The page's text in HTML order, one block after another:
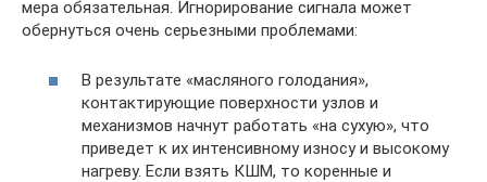
мера обязательная. Игнорирование сигнала может
обернуться очень серьезными проблемами:
В результате «масляного голодания»,
контактирующие поверхности узлов и
механизмов начнут работать «на сухую», что
приведет к их интенсивному износу и высокому
нагреву. Если взять КШМ, то коренные и